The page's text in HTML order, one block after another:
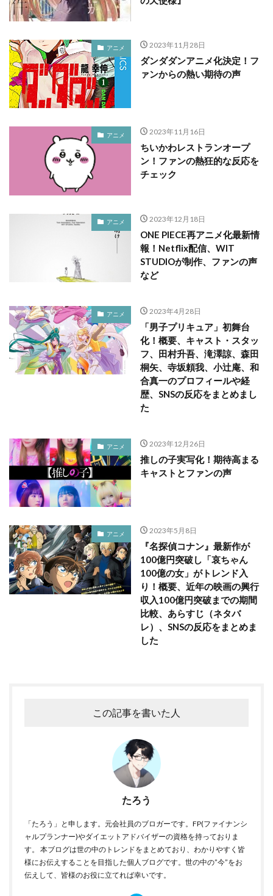
アニメ 2023年11月28日
ダンダダンアニメ化決定！フ
ァンからの熱い期待の声
アニメ 2023年11月16日
ちいかわレストランオープ
ン！ファンの熱狂的な反応を
チェック
アニメ 2023年12月18日
ONE PIECE再アニメ化最新情
報！Netflix配信、WIT
STUDIOが制作、ファンの声
など
アニメ 2023年4月28日
「男子プリキュア」初舞台
化！概要、キャスト・スタッ
フ、田村升吾、滝澤諒、森田
桐矢、寺坂頼我、小辻庵、和
合真一のプロフィールや経
歴、SNSの反応をまとめまし
た
アニメ 2023年12月26日
推しの子実写化！期待高まる
キャストとファンの声
アニメ 2023年5月8日
『名探偵コナン』最新作が
100億円突破し「哀ちゃん
100億の女」がトレンド入
り！概要、近年の映画の興行
収入100億円突破までの期間
比較、あらすじ（ネタバ
レ）、SNSの反応をまとめま
した
この記事を書いた人
たろう
「たろう」と申します。元会社員のブロガーです。FP(ファイナンシ
ャルプランナー)やダイエットアドバイザーの資格を持っておりま
す。 本ブログは世の中のトレンドをまとめており、わかりやすく皆
様にお伝えすることを目指した個人ブログです。世の中の”今”をお
伝えして、皆様のお役に立てれば幸いです。